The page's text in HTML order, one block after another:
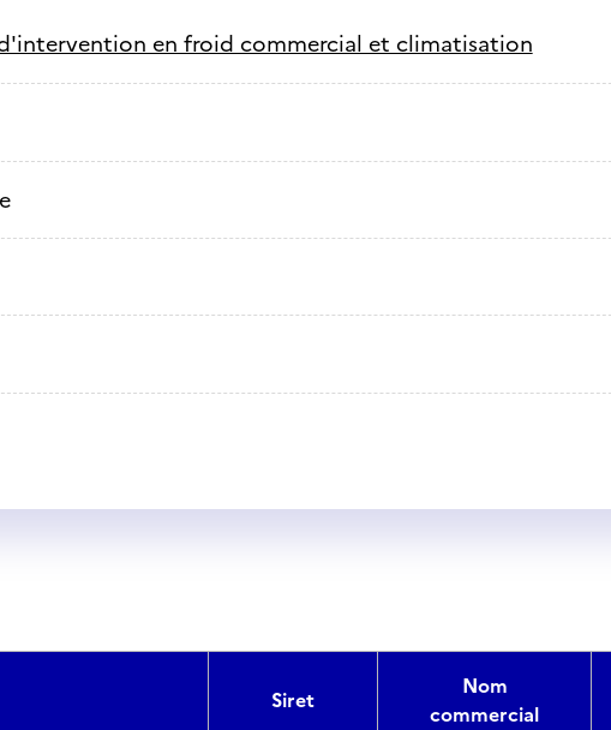
en froid commercial et climatisation
Siret
Nom
commercial